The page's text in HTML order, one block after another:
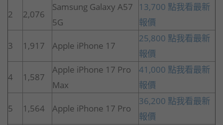
2
2,076
Samsung Galaxy A57
5G
13,700 點我看最新
報價
3
1,917 Apple iPhone 17
25,800 點我看最新
報價
4
1,587
Apple iPhone 17 Pro
Max
41,000 點我看最新
報價
5
1,564 Apple iPhone 17 Pro
36,200 點我看最新
報價